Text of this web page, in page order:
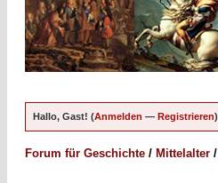
Hallo, Gast! (Anmelden — Registrieren)
Forum für Geschichte / Mittelalter /